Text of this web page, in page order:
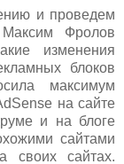
и проведем
Фролов
изменения
блоков
максимум
на сайте
и на блоге
сайтами
своих сайтах.